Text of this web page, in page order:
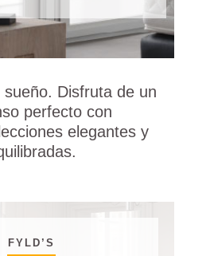
sueño. Disfruta de un
perfecto con
elegantes y
FYLD’S